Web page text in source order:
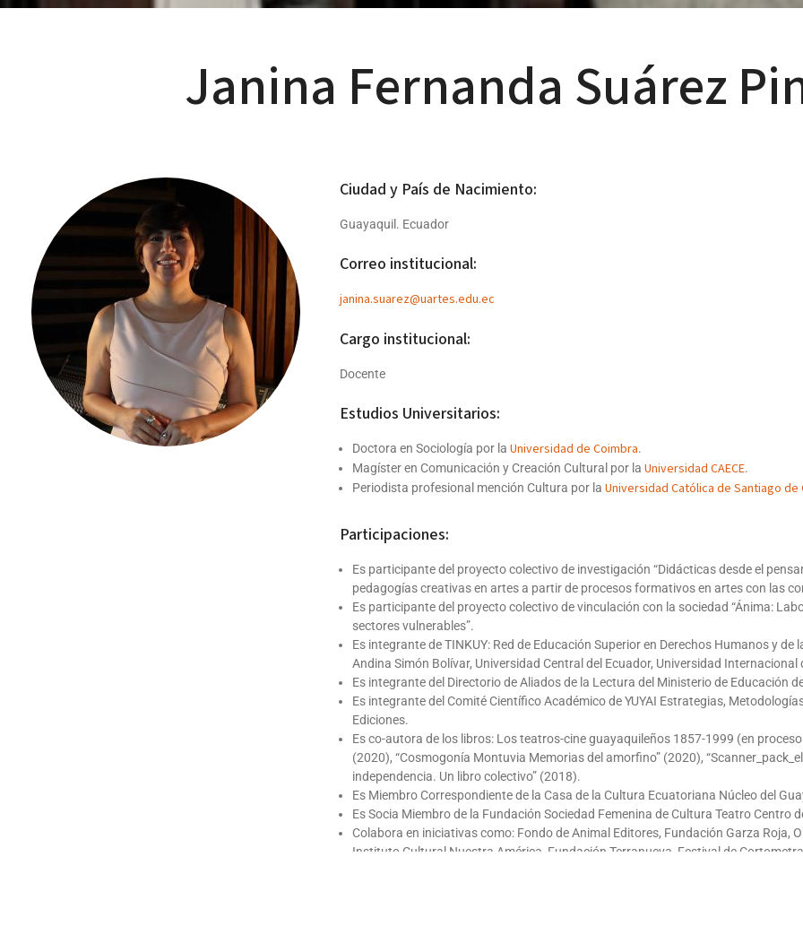
Janina Fernanda Suárez
Ciudad y País de Nacimiento:
Guayaquil. Ecuador
Correo institucional:
janina.suarez@uartes.edu.ec
Cargo institucional:
Docente
Estudios Universitarios:
Doctora en Sociología por la Universidad de Coimbra.
Magíster en Comunicación y Creación Cultural por la Universidad CAECE.
Periodista profesional mención Cultura por la Universidad Católica de Santiago de
Participaciones:
Es participante del proyecto colectivo de investigación “Didácticas desde el
pedagogías creativas en artes a partir de procesos formativos en artes con las
Es participante del proyecto colectivo de vinculación con la sociedad “Ánima:
sectores vulnerables”.
Es integrante de TINKUY: Red de Educación Superior en Derechos Humanos y
Andina Simón Bolívar, Universidad Central del Ecuador, Universidad Internacional
Es integrante del Directorio de Aliados de la Lectura del Ministerio de Educación
Es integrante del Comité Científico Académico de YUYAI Estrategias,
Ediciones.
Es co-autora de los libros: Los teatros-cine guayaquileños 1857-1999 (en
(2020), “Cosmogonía Montuvia Memorias del amorfino” (2020),
independencia. Un libro colectivo” (2018).
Es Miembro Correspondiente de la Casa de la Cultura Ecuatoriana Núcleo del
Es Socia Miembro de la Fundación Sociedad Femenina de Cultura Teatro Centro
Colabora en iniciativas como: Fondo de Animal Editores, Fundación Garza Roja,
Instituto Cultural Nuestra América, Fundación Terranueva, Festival de